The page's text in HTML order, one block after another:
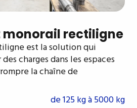
monorail rectiligne
est la solution qui
charges dans les espaces
la chaîne de
de 125 kg à 5000 kg